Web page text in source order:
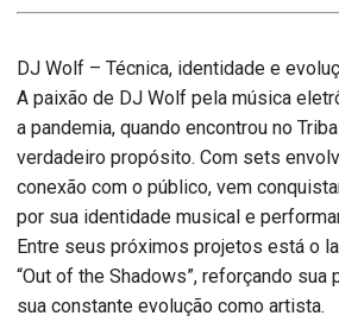
DJ Wolf – Técnica, identidade e
A paixão de DJ Wolf pela música
a pandemia, quando encontrou no
verdadeiro propósito. Com sets
conexão com o público, vem
por sua identidade musical e
Entre seus próximos projetos está o
“Out of the Shadows”, reforçando sua
sua constante evolução como artista.